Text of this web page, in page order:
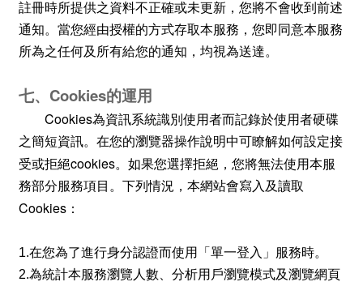
註冊時所提供之資料不正確或未更新，您將不會收到前述
通知。當您經由授權的方式存取本服務，您即同意本服務
所為之任何及所有給您的通知，均視為送達。
七、 Cookies的運用
Cookies為資訊系統識別使用者而記錄於使用者硬碟
之簡短資訊。在您的瀏覽器操作說明中可瞭解如何設定接
受或拒絕cookies。如果您選擇拒絕，您將無法使用本服
務部分服務項目。下列情況，本網站會寫入及讀取
Cookies ：
1.在您為了進行身分認證而使用「單一登入」服務時。
2.為統計本服務瀏覽人數、分析用戶瀏覽模式及瀏覽網頁